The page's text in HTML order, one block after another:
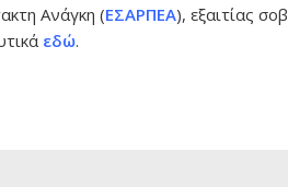
Ανάγκη (ΕΣΑΡΠΕΑ), εξαιτίας
εδώ.